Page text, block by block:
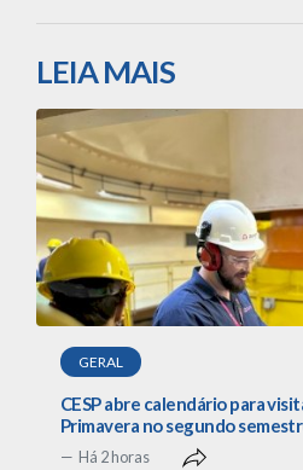
LEIA MAIS
GERAL
CESP abre calendário para
Primavera no segundo
Há 2 horas